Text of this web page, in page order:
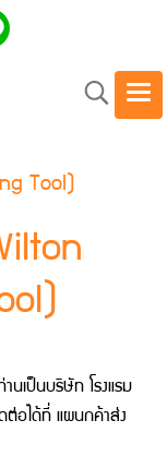
Tool)
นเป็นบริษัท โรงแรม
ต่อได้ที่ แผนกค้าส่ง